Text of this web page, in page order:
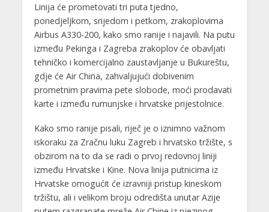
Linija će prometovati tri puta tjedno,
ponedjeljkom, srijedom i petkom, zrakoplovima
Airbus A330-200, kako smo ranije i najavili. Na putu
između Pekinga i Zagreba zrakoplov će obavljati
tehničko i komercijalno zaustavljanje u Bukureštu,
gdje će Air China, zahvaljujući dobivenim
prometnim pravima pete slobode, moći prodavati
karte i između rumunjske i hrvatske prijestolnice.
Kako smo ranije pisali, riječ je o iznimno važnom
iskoraku za Zračnu luku Zagreb i hrvatsko tržište, s
obzirom na to da se radi o prvoj redovnoj liniji
između Hrvatske i Kine. Nova linija putnicima iz
Hrvatske omogućit će izravniji pristup kineskom
tržištu, ali i velikom broju odredišta unutar Azije